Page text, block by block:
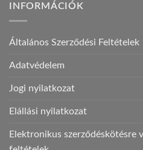
INFORMÁCIÓK
Általános Szerződési Feltételek
Adatvédelem
Jogi nyilatkozat
Elállási nyilatkozat
Elektronikus szerződéskötésre